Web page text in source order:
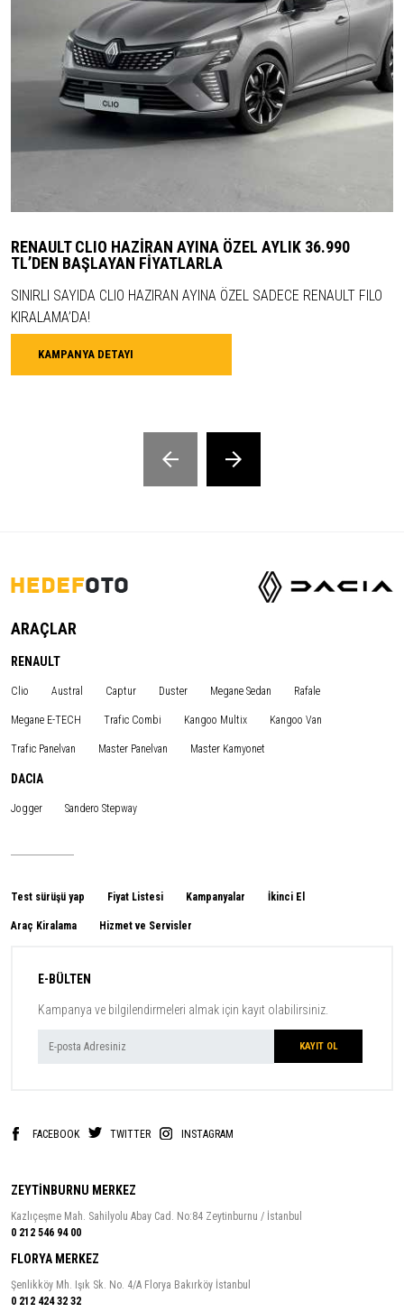
RENAULT CLIO HAZİRAN AYINA ÖZEL AYLIK 36.990
TL’DEN BAŞLAYAN FİYATLARLA
SINIRLI SAYIDA CLIO HAZIRAN AYINA ÖZEL SADECE RENAULT FILO
KIRALAMA’DA!
KAMPANYA DETAYI
ARAÇLAR
RENAULT
Clio Austral Captur Duster Megane Sedan Rafale
Megane E-TECH Trafic Combi Kangoo Multix Kangoo Van
Trafic Panelvan Master Panelvan Master Kamyonet
DACIA
Jogger Sandero Stepway
Test sürüşü yap Fiyat Listesi Kampanyalar İkinci El
Araç Kiralama Hizmet ve Servisler
E-BÜLTEN
Kampanya ve bilgilendirmeleri almak için kayıt olabilirsiniz.
FACEBOOK TWITTER INSTAGRAM
ZEYTİNBURNU MERKEZ
Kazlıçeşme Mah. Sahilyolu Abay Cad. No:84 Zeytinburnu / İstanbul
0 212 546 94 00
FLORYA MERKEZ
Şenlikköy Mh. Işık Sk. No. 4/A Florya Bakırköy İstanbul
0 212 424 32 32